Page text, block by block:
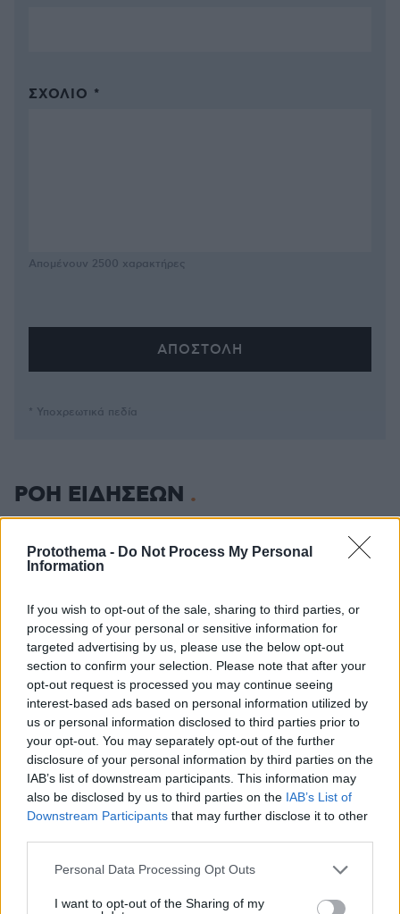
Protothema - Do Not Process My Personal
Information
If you wish to opt-out of the sale, sharing to third parties, or
processing of your personal or sensitive information for
targeted advertising by us, please use the below opt-out
section to confirm your selection. Please note that after your
opt-out request is processed you may continue seeing
interest-based ads based on personal information utilized by
us or personal information disclosed to third parties prior to
your opt-out. You may separately opt-out of the further
disclosure of your personal information by third parties on the
IAB’s list of downstream participants. This information may
also be disclosed by us to third parties on the IAB’s List of
Downstream Participants that may further disclose it to other
Please note that this website/app uses one or more Google
not limited to your visit or usage behaviour. You may click to
Personal Data Processing Opt Outs
I want to opt-out of the Sharing of my
ΣΧΌΛΙΟ *
Απομένουν 2500 χαρακτήρες
* Υποχρεωτικά πεδία
ΡΟΗ ΕΙΔΗΣΕΩΝ
ερχόμενη δεκαετία
πριν 7 λεπτά
Παρ' ολίγον τραγωδία στη Μαγνησία, «ακυβέρνητο»
φορτηγό έκοψε στύλο ηλεκτροδότησης και
προσέκρουσε σε πολυκατοικία
πριν 9 λεπτά
Οι ευχές της Κωνσταντίνας Ευρυπίδου στον Φίλιππο
Μιχόπουλο για τα γενέθλιά του: Κάποιοι άνθρωποι
απλώς κάνουν τη ζωή πιο όμορφη
Σκέρτσος: «Αναλύσεις της παραλίας» από ΠΑΣΟΚ και
πριν 12 λεπτά
96 ώρες στη Σεούλ: Ο William Faithful μάς ξεναγεί στην